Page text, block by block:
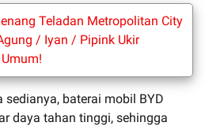
Teladan Metropolitan City
/ Iyan / Pipink Ukir
sedianya, baterai mobil BYD
daya tahan tinggi, sehingga